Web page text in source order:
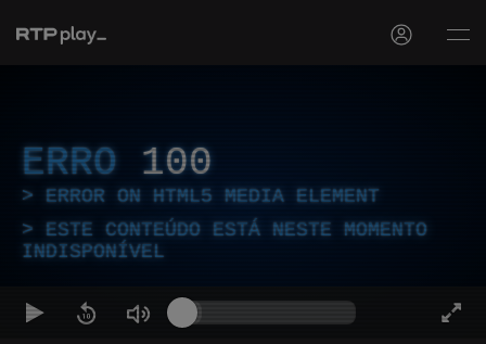
ERRO 100
ERROR ON HTML5 MEDIA ELEMENT
ESTE CONTEÚDO ESTÁ NESTE MOMENTO
INDISPONÍVEL